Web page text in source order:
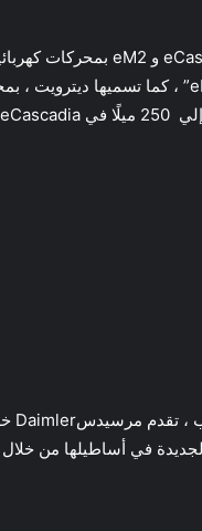
الجديدة في أساطيلها من